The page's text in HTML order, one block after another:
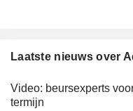
Laatste nieuws over
Video: beursexperts
termijn